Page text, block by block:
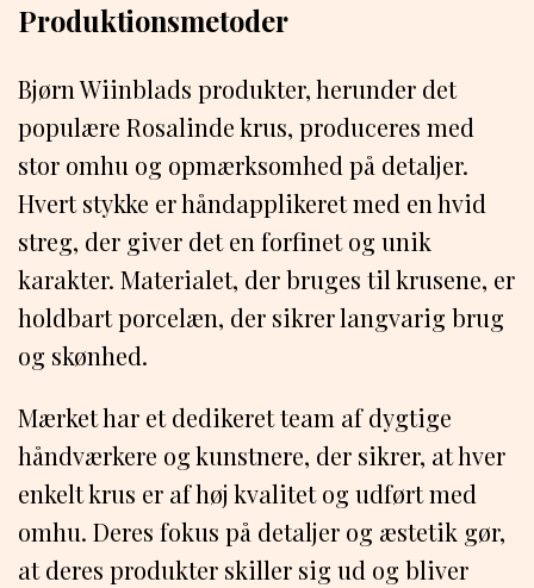
Produktionsmetoder
Bjørn Wiinblads produkter, herunder det
populære Rosalinde krus, produceres med
stor omhu og opmærksomhed på detaljer.
Hvert stykke er håndapplikeret med en hvid
streg, der giver det en forfinet og unik
karakter. Materialet, der bruges til krusene, er
holdbart porcelæn, der sikrer langvarig brug
og skønhed.
Mærket har et dedikeret team af dygtige
håndværkere og kunstnere, der sikrer, at hver
enkelt krus er af høj kvalitet og udført med
omhu. Deres fokus på detaljer og æstetik gør,
at deres produkter skiller sig ud og bliver